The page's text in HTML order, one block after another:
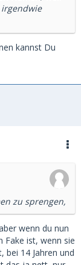
kannst Du
zu sprengen,
wenn du nun
Fake ist, wenn sie
bei 14 Jahren und